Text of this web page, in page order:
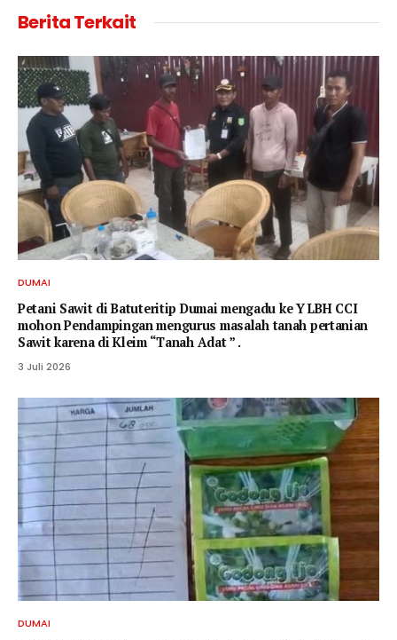
Berita Terkait
DUMAI
Petani Sawit di Batuteritip Dumai mengadu ke Y LBH CCI
mohon Pendampingan mengurus masalah tanah pertanian
Sawit karena di Kleim “Tanah Adat ” .
3 Juli 2026
DUMAI